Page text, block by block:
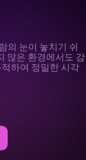
의 눈이 놓치기 쉬
않은 환경에서도 감
하여 정밀한 시각